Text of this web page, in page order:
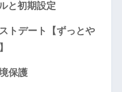
と初期設定
トデート【ずっとや
保護